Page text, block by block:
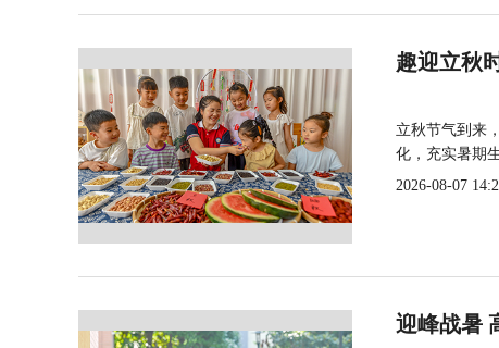
趣迎立秋
立秋节气到来
化，充实暑期生
2026-08-07
迎峰战暑